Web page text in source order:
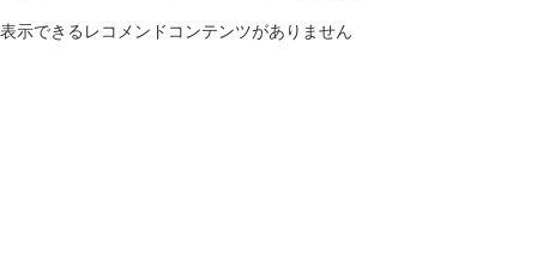
表示できるレコメンドコンテンツがありません